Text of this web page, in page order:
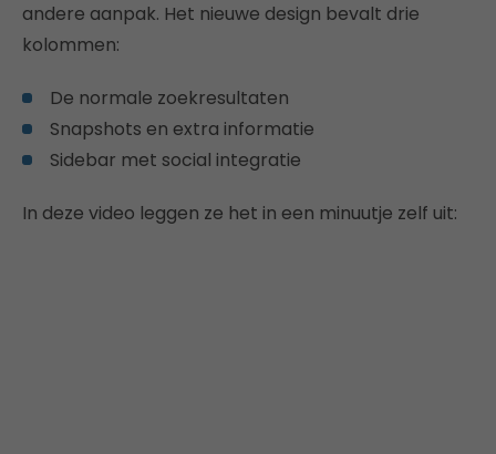
andere aanpak. Het nieuwe design bevalt drie
kolommen:
De normale zoekresultaten
Snapshots en extra informatie
Sidebar met social integratie
In deze video leggen ze het in een minuutje zelf uit: